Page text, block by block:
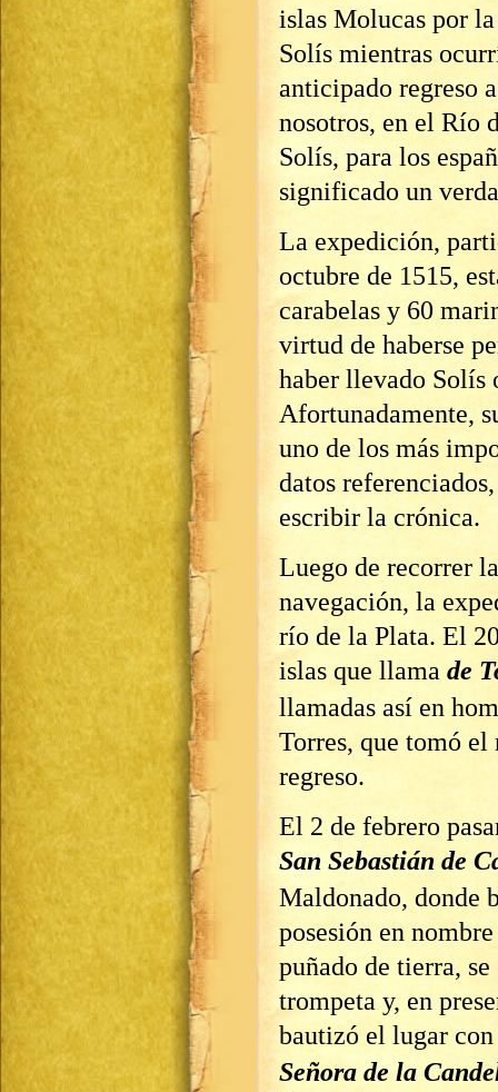
islas Molucas por
Solís mientras
anticipado regreso
nosotros, en el Río
Solís, para los
significado un
La expedición,
octubre de 1515,
carabelas y 60
virtud de haberse
haber llevado Solís
Afortunadamente,
uno de los más
datos
escribir la crónica.
Luego de recorrer
navegación, la
río de la Plata. El
islas que llama de
llamadas así en
Torres, que tomó
regreso.
El 2 de febrero
San Sebastián de
Maldonado, donde
posesión en
puñado de tierra,
trompeta y, en
bautizó el lugar
Señora de la